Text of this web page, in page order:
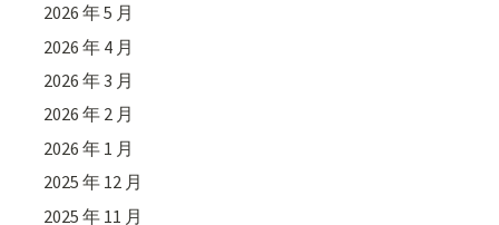
2026 年 5 月
2026 年 4 月
2026 年 3 月
2026 年 2 月
2026 年 1 月
2025 年 12 月
2025 年 11 月